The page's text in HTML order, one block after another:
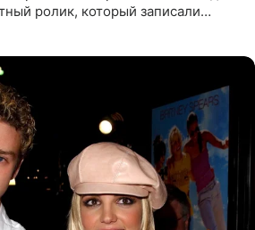
ролик, который записали